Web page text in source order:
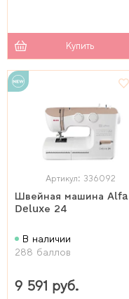
Купить
Артикул: 336092
Швейная машина Alfa
Deluxе 24
В наличии
288 баллов
9 591 руб.